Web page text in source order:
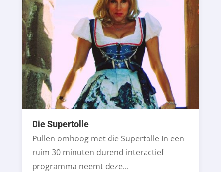
Die Supertolle
Pullen omhoog met die Supertolle In een
ruim 30 minuten durend interactief
programma neemt deze...